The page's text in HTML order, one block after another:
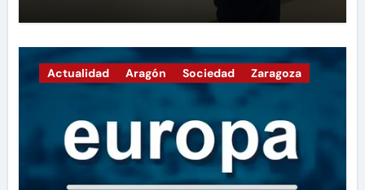
Actualidad Aragón Sociedad Zaragoza